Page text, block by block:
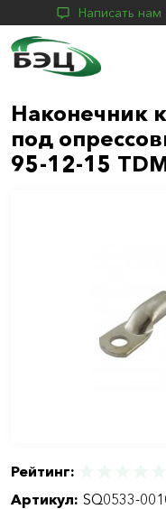
Написать нам
Наконечник
под
95-12-15
Рейтинг:
Артикул: SQ0533-